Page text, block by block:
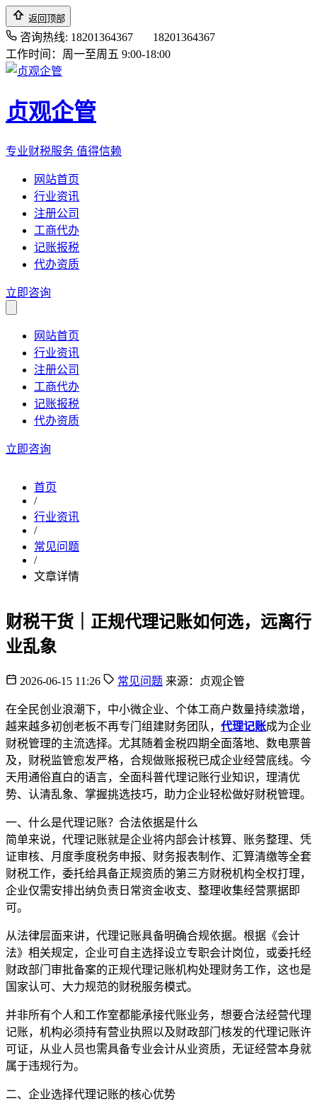
返回顶部
咨询热线: 18201364367
18201364367
工作时间：周一至周五 9:00-18:00
贞观企管
专业财税服务 值得信赖
网站首页
行业资讯
注册公司
工商代办
记账报税
代办资质
立即咨询
网站首页
行业资讯
注册公司
工商代办
记账报税
代办资质
立即咨询
首页
/
行业资讯
/
常见问题
/
文章详情
财税干货｜正规代理记账如何选，远离行
业乱象
2026-06-15 11:26 常见问题 来源：贞观企管
在全民创业浪潮下，中小微企业、个体工商户数量持续激增，
越来越多初创老板不再专门组建财务团队， 代理记账成为企业
财税管理的主流选择。尤其随着金税四期全面落地、数电票普
及，财税监管愈发严格，合规做账报税已成企业经营底线。今
天用通俗直白的语言，全面科普代理记账行业知识，理清优
势、认清乱象、掌握挑选技巧，助力企业轻松做好财税管理。
一、什么是代理记账？合法依据是什么
简单来说，代理记账就是企业将内部会计核算、账务整理、凭
证审核、月度季度税务申报、财务报表制作、汇算清缴等全套
财税工作，委托给具备正规资质的第三方财税机构全权打理，
企业仅需安排出纳负责日常资金收支、整理收集经营票据即
可。
从法律层面来讲，代理记账具备明确合规依据。根据《会计
法》相关规定，企业可自主选择设立专职会计岗位，或委托经
财政部门审批备案的正规代理记账机构处理财务工作，这也是
国家认可、大力规范的财税服务模式。
并非所有个人和工作室都能承接代账业务，想要合法经营代理
记账，机构必须持有营业执照以及财政部门核发的代理记账许
可证，从业人员也需具备专业会计从业资质，无证经营本身就
属于违规行为。
二、企业选择代理记账的核心优势